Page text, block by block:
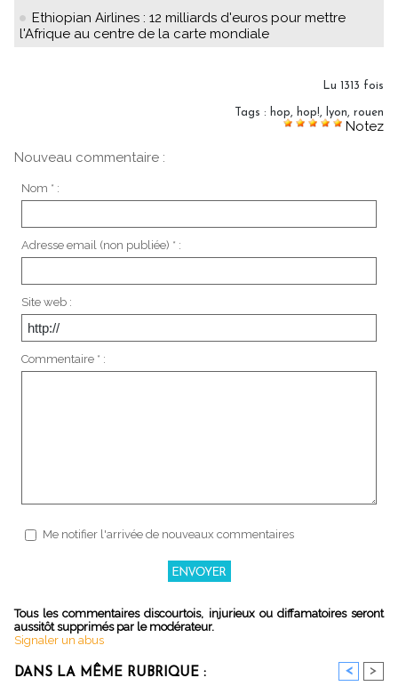
Ethiopian Airlines : 12 milliards d'euros pour mettre
l'Afrique au centre de la carte mondiale
Lu 1313 fois
Tags : hop hop! lyon rouen
Notez
Nouveau commentaire :
Nom * :
Adresse email (non publiée) * :
Site web :
Commentaire * :
Me notifier l'arrivée de nouveaux commentaires
Tous les commentaires discourtois, injurieux ou diffamatoires seront
aussitôt supprimés par le modérateur.
Signaler un abus
DANS LA MÊME RUBRIQUE : < >